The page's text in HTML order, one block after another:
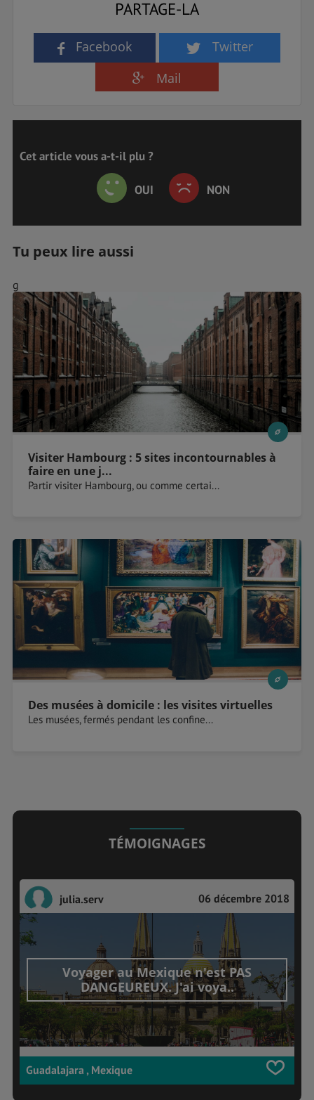
PARTAGE-LA
Facebook
Twitter
Mail
Cet article vous a-t-il plu ?
OUI NON
Tu peux lire aussi
g
Visiter Hambourg : 5 sites incontournables à
faire en une j...
Partir visiter Hambourg, ou comme certai...
Des musées à domicile : les visites virtuelles
Les musées, fermés pendant les confine...
TÉMOIGNAGES
julia.serv 06 décembre 2018
Voyager au Mexique n'est PAS
DANGEUREUX. J'ai voya..
Guadalajara , Mexique